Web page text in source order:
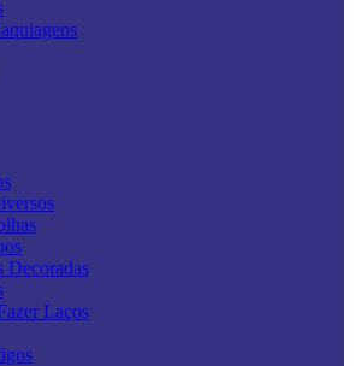
Decoradas
Laços